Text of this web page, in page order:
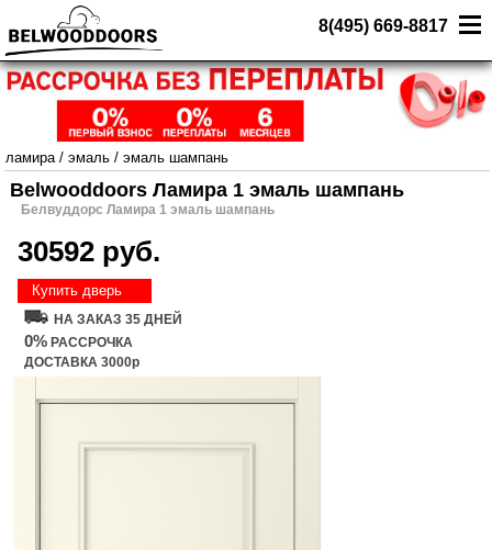
8(495) 669-8817
ламира/ эмаль / эмаль шампань
Belwooddoors Ламира 1 эмаль шампань
Белвуддорс Ламира 1 эмаль шампань
30592 руб.
Купить дверь
НА ЗАКАЗ 35 ДНЕЙ
0% РАССРОЧКА
ДОСТАВКА 3000р